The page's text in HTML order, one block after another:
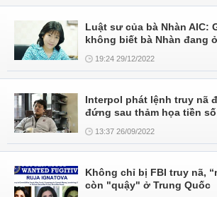
Luật sư của bà Nhàn AIC:
không biết bà Nhàn đang
19:24 29/12/2022
Interpol phát lệnh truy nã
đứng sau thảm họa tiền
13:37 26/09/2022
Không chỉ bị FBI truy nã,
còn "quậy" ở Trung Quốc